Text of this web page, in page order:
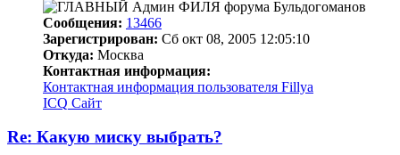
Сообщения: 13466
Зарегистрирован: Сб окт 08, 2005 12:05:10
Откуда: Москва
Контактная информация:
Контактная информация пользователя Fillya
ICQ Сайт
Re: Какую миску выбрать?